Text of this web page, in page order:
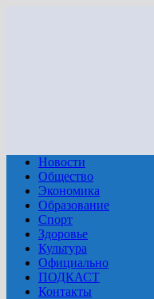
Новости
Общество
Экономика
Образование
Спорт
Здоровье
Культура
Официально
ПОДКАСТ
Контакты